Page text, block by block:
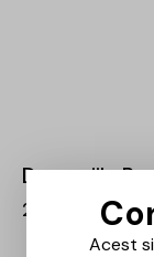
Domeniile
21,00
Acest